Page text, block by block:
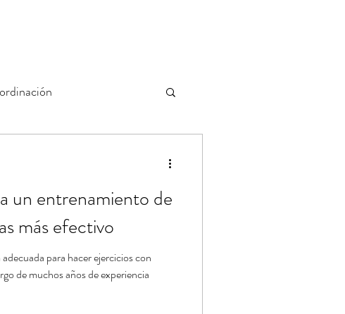
un entrenamiento de
más efectivo
para hacer ejercicios con
de muchos años de experiencia